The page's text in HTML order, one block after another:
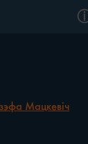
Мацкевіч